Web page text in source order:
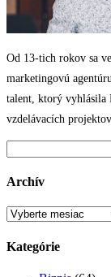
Od 13-tich rokov sa
marketingovú
talent, ktorý vyhlásila
vzdelávacích
Archív
Archív
Kategórie